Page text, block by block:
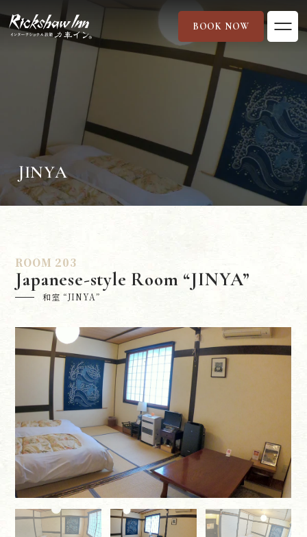
ABOUT 力車インについて
GALLERY 力車インでの風景
ROOMS
FACILITIES
FAQ よくある質問
ACCESS
CONTACT お問い合わせ
BOOK NOW
MYPAGE
Google map Instagram
BOOK NOW
JINYA
和室 “JINYA”
Japanese-style Room “JINYA”
ROOM 203